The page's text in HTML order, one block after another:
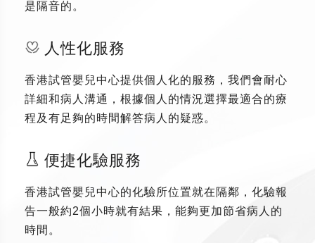
是隔音的。
人性化服務
香港試管嬰兒中心提供個人化的服務，我們會耐心
詳細和病人溝通，根據個人的情況選擇最適合的療
程及有足夠的時間解答病人的疑惑。
便捷化驗服務
香港試管嬰兒中心的化驗所位置就在隔鄰，化驗報
告一般約2個小時就有結果，能夠更加節省病人的
時間。